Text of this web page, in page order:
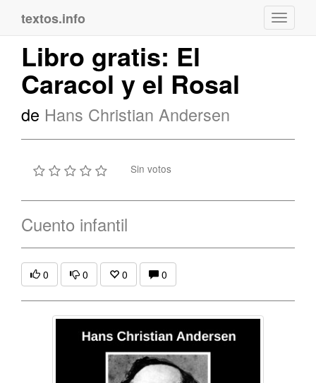
textos.info
Libro gratis: El
Caracol y el Rosal
de Hans Christian Andersen
Sin votos
Cuento infantil
0 0 0 0